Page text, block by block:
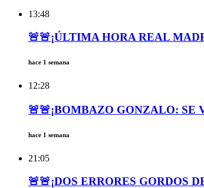
13:48
🚨🚨¡ÚLTIMA HORA REAL
hace 1 semana
12:28
🚨🚨¡BOMBAZO GONZALO:
hace 1 semana
21:05
🚨🚨¡DOS ERRORES GORDOS